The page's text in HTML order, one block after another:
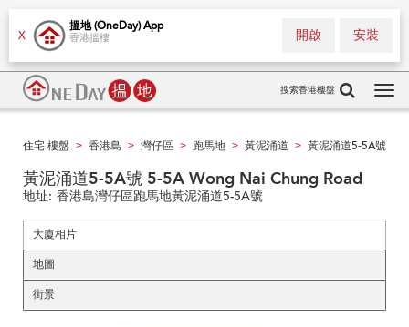
X
搵地 (OneDay) App
香港搵樓 安裝
開啟
搜索香港樓盤
住宅 樓盤 > 香港島 > 灣仔區 > 跑馬地 > 黃泥涌道 > 黃泥涌道5-5A號
黃泥涌道5-5A號 5-5A Wong Nai Chung Road
地址: 香港島灣仔區跑馬地黃泥涌道5-5A號
大廈相片
地圖
街景